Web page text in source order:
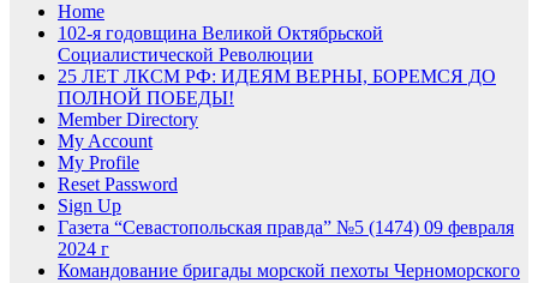
Home
102-я годовщина Великой Октябрьской
Социалистической Революции
25 ЛЕТ ЛКСМ РФ: ИДЕЯМ ВЕРНЫ, БОРЕМСЯ ДО
ПОЛНОЙ ПОБЕДЫ!
Member Directory
My Account
My Profile
Reset Password
Sign Up
Газета “Севастопольская правда” №5 (1474) 09 февраля
2024 г
Командование бригады морской пехоты Черноморского